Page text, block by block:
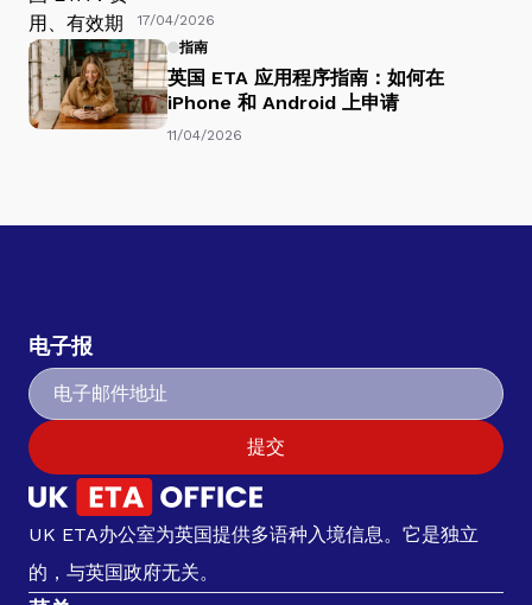
17/04/2026
指南
英国 ETA 应用程序指南：如何在
iPhone 和 Android 上申请
11/04/2026
电子报
提交
UK ETA办公室为英国提供多语种入境信息。它是独立
的，与英国政府无关。